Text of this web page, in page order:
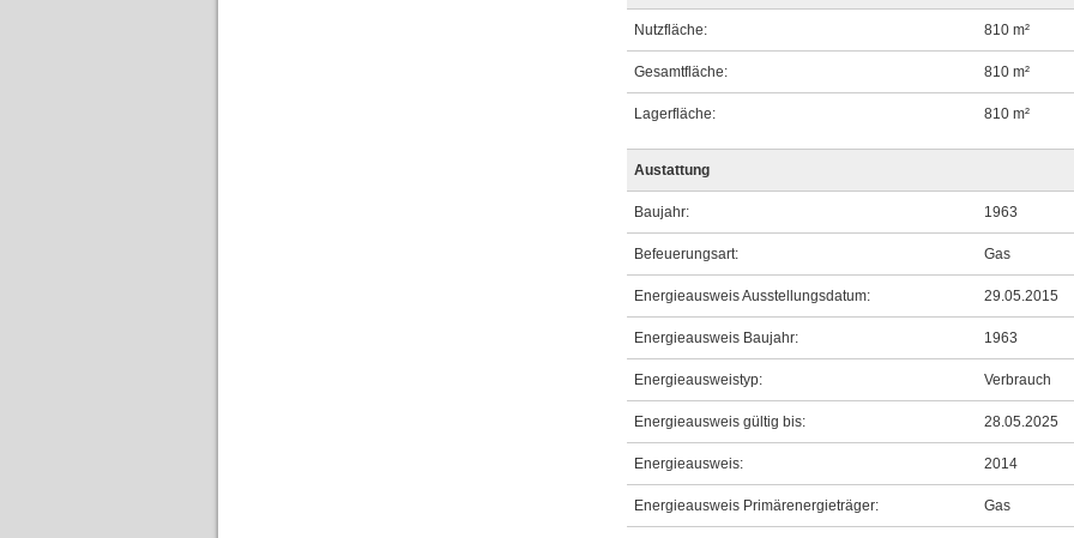
Nutzfläche: 810 m²
Gesamtfläche: 810 m²
Lagerfläche: 810 m²
Austattung
Baujahr: 1963
Befeuerungsart: Gas
Energieausweis Ausstellungsdatum: 29.05.2015
Energieausweis Baujahr: 1963
Energieausweistyp: Verbrauch
Energieausweis gültig bis: 28.05.2025
Energieausweis: 2014
Energieausweis Primärenergieträger: Gas